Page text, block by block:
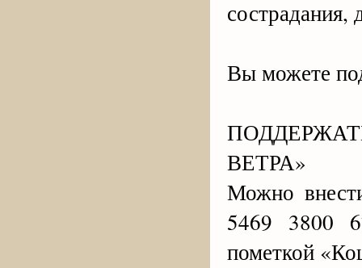
сострадания,
Вы можете
ВЕТРА»
Можно
5469 3800
пометкой